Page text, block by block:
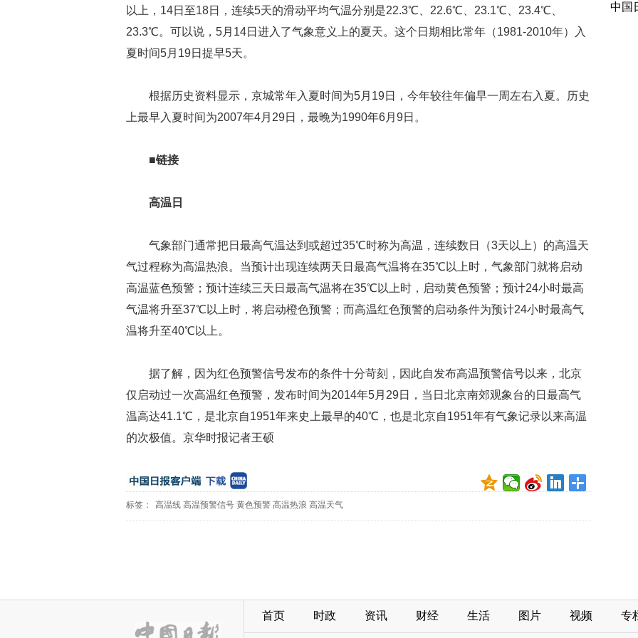
以上，14日至18日，连续5天的滑动平均气温分别是22.3℃、22.6℃、23.1℃、23.4℃、
23.3℃。可以说，5月14日进入了气象意义上的夏天。这个日期相比常年（1981-2010年）入
夏时间5月19日提早5天。
根据历史资料显示，京城常年入夏时间为5月19日，今年较往年偏早一周左右入夏。历史
上最早入夏时间为2007年4月29日，最晚为1990年6月9日。
■链接
高温日
气象部门通常把日最高气温达到或超过35℃时称为高温，连续数日（3天以上）的高温天
气过程称为高温热浪。当预计出现连续两天日最高气温将在35℃以上时，气象部门就将启动
高温蓝色预警；预计连续三天日最高气温将在35℃以上时，启动黄色预警；预计24小时最高
气温将升至37℃以上时，将启动橙色预警；而高温红色预警的启动条件为预计24小时最高气
温将升至40℃以上。
据了解，因为红色预警信号发布的条件十分苛刻，因此自发布高温预警信号以来，北京
仅启动过一次高温红色预警，发布时间为2014年5月29日，当日北京南郊观象台的日最高气
温高达41.1℃，是北京自1951年来史上最早的40℃，也是北京自1951年有气象记录以来高温
的次极值。京华时报记者王硕
标签： 高温线 高温预警信号 黄色预警 高温热浪 高温天气
中国
首页 时政 资讯 财经 生活 图片 视频 专